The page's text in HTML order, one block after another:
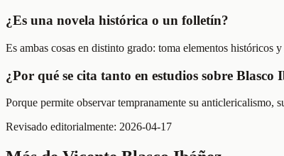
¿Es una novela histórica o un folletín?
Es ambas cosas en distinto grado: toma elementos
¿Por qué se cita tanto en estudios sobre Blasco
Porque permite observar tempranamente su
Revisado editorialmente: 2026-04-17